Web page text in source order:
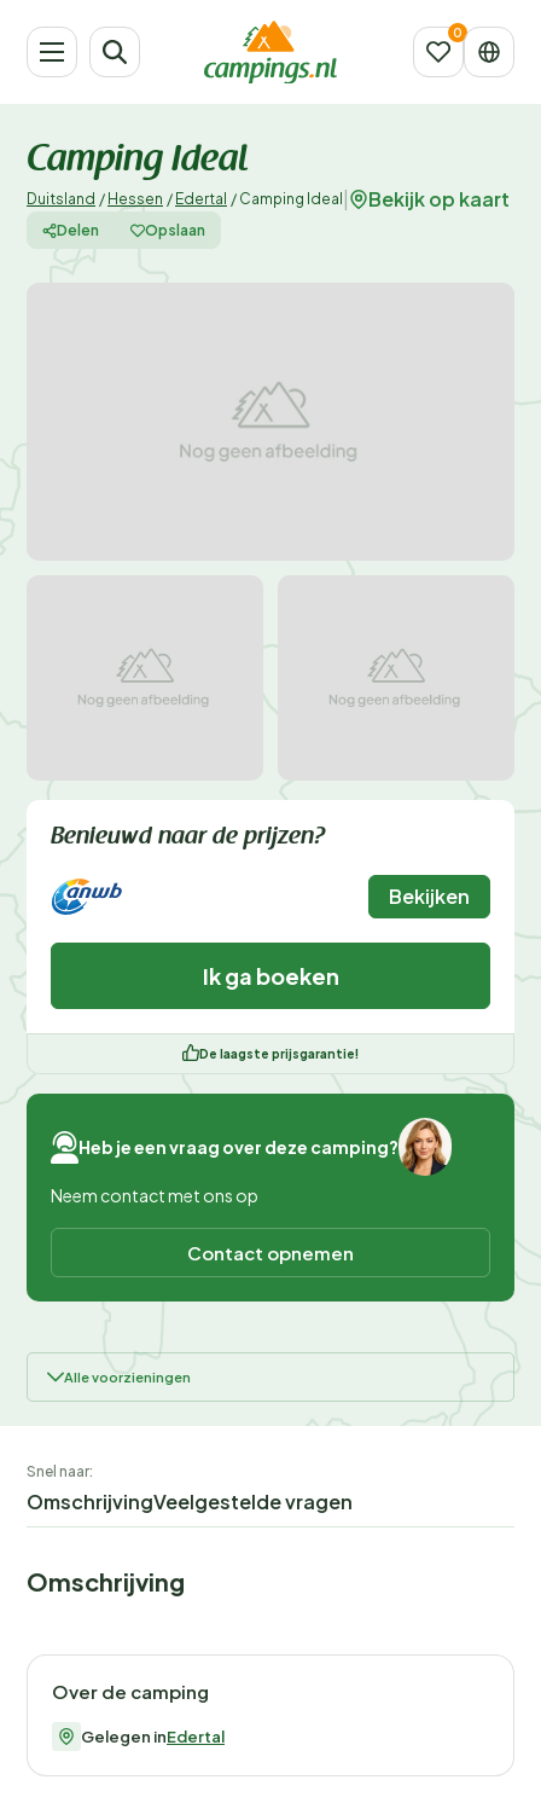
Camping Ideal
Duitsland / Hessen / Edertal / Camping Ideal Bekijk op kaart
Delen Opslaan
Benieuwd naar de prijzen?
Bekijken
Ik ga boeken
De laagste prijsgarantie!
Heb je een vraag over deze camping?
Neem contact met ons op
Contact opnemen
Alle voorzieningen
Snel naar:
OmschrijvingVeelgestelde vragen
Omschrijving
Over de camping
Gelegen inEdertal